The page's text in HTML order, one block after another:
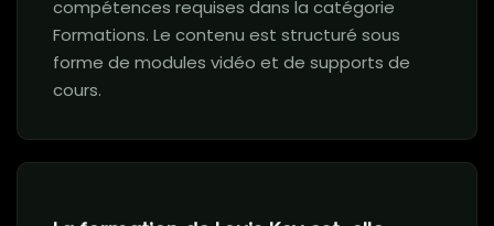
compétences requises dans la catégorie
Formations. Le contenu est structuré sous
forme de modules vidéo et de supports de
cours.